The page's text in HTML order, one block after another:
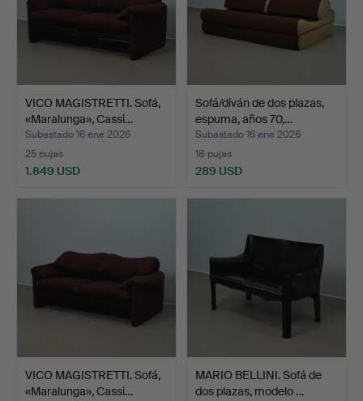
VICO MAGISTRETTI. Sofá,
«Maralunga», Cassi…
Subastado 16 ene 2026
25 pujas
1.849 USD
Sofá/diván de dos plazas,
espuma, años 70,…
Subastado 16 ene 2026
18 pujas
289 USD
VICO MAGISTRETTI. Sofá,
«Maralunga», Cassi…
MARIO BELLINI. Sofá de
dos plazas, modelo …